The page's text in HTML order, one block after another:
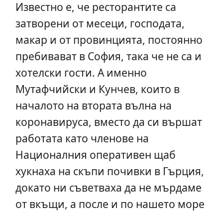
Известно е, че ресторантите са
затворени от месеци, господата,
макар и от провинцията, постоянно
пребивават в София, така че не са и
хотелски гости. А именно
Мутафчийски и Кунчев, които в
началото на втората вълна на
коронавируса, вместо да си вършат
работата като членове на
Националния оперативен щаб
хукнаха на скъпи почивки в Гърция,
докато ни съветваха да не мърдаме
от вкъщи, а после и по нашето море